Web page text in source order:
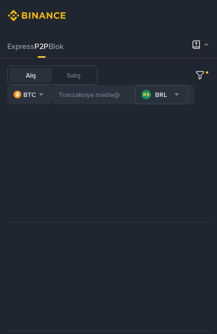
ExpressP2PBlok
Alış Satış
BTC BRL